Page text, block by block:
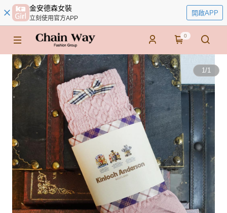
金安德森女裝
立刻使用官方APP
開啟APP
0
1/1